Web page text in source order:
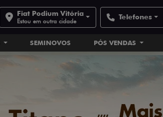
Fiat Podium Vitória
Estou em outra cidade Telefones
SEMINOVOS PÓS VENDAS